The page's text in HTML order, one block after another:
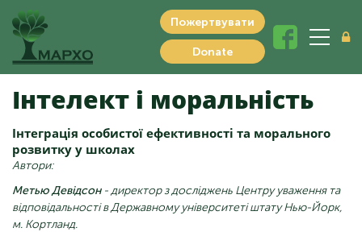
Пожертвувати
Donate
Інтелект і моральність
Інтеграція особистої ефективності та морального
розвитку у школах
Автори:
Метью Девідсон- директор з досліджень Центру уваження та
відповідальності в Державному університеті штату Нью-Йорк,
м. Кортланд.